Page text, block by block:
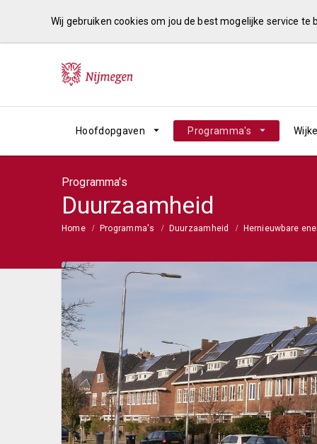
Wij gebruiken cookies om jou de best mogelijke service
Hoofdopgaven Programma's
Programma's
Duurzaamheid
Home Programma's Duurzaamheid Hernieuwbare